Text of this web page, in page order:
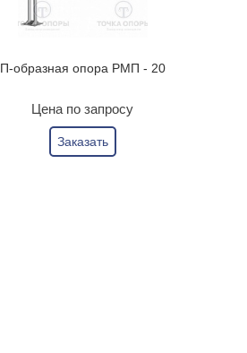
П-образная опора РМП - 20
Цена по запросу
Заказать